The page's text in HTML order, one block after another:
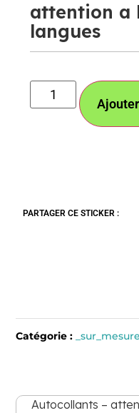
attention a
langues
PARTAGER CE STICKER :
Catégorie : _sur_mesure
Autocollants –